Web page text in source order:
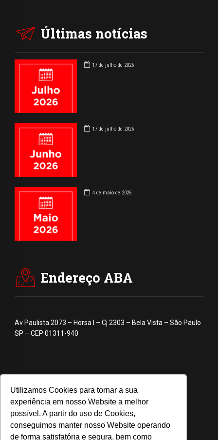
Utilizamos Cookies para tornar a sua
experiência em nosso Website a melhor
possível. A partir do uso de Cookies,
conseguimos manter nosso Website operando
de forma satisfatória e segura, bem como
Últimas notícias
17 de julho de 2026
17 de julho de 2026
4 de maio de 2026
Endereço ABA
Av Paulista 2073 – Horsa I – Cj 2303 – Bela Vista – São Paulo
SP – CEP 01311-940